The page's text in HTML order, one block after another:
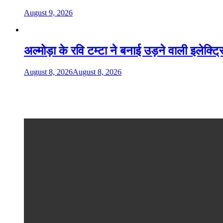
August 9, 2026
अल्मोड़ा के रवि टम्टा ने बनाई उड़ने वाली
August 8, 2026August 8, 2026